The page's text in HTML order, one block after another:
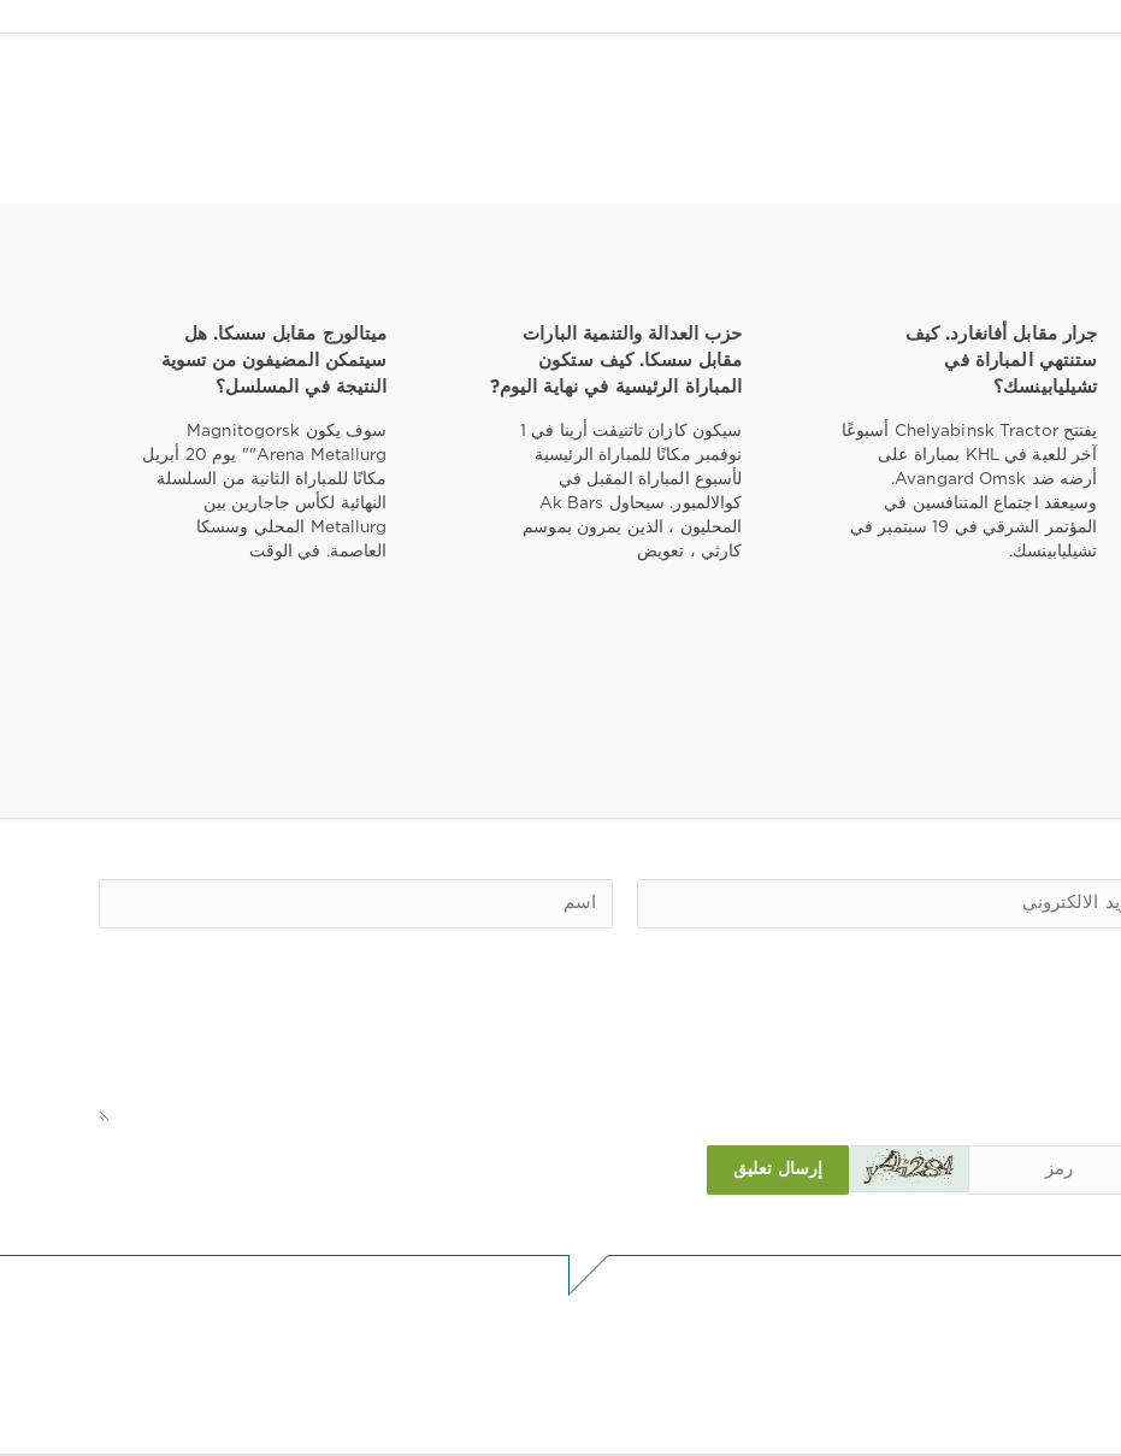
ميتالورج مقابل سسكا. هل
سيتمكن المضيفون من تسوية
النتيجة في المسلسل؟
سوف يكون Magnitogorsk
"Arena Metallurg" يوم 20 أبريل
مكانًا للمباراة الثانية من السلسلة
النهائية لكأس جاجارين بين
Metallurg المحلي وسسكا
العاصمة. في الوقت
حزب العدالة والتنمية البارات
مقابل سسكا. كيف ستكون
المباراة الرئيسية في نهاية اليوم?
سيكون كازان تاتنيفت أرينا في 1
نوفمبر مكانًا للمباراة الرئيسية
لأسبوع المباراة المقبل في
كوالالمبور. سيحاول Ak Bars
المحليون ، الذين يمرون بموسم
كارثي ، تعويض
جرار مقابل أفانغارد. كيف
ستنتهي المباراة في
تشيليابينسك؟
يفتتح Chelyabinsk Tractor أسبوعًا
آخر للعبة في KHL بمباراة على
أرضه ضد Avangard Omsk.
وسيعقد اجتماع المتنافسين في
المؤتمر الشرقي في 19 سبتمبر في
تشيليابينسك.
إرسال تعليق